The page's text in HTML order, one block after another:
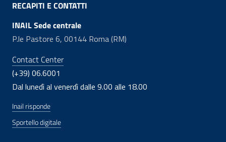
RECAPITI E CONTATTI
INAIL Sede centrale
P.le Pastore 6, 00144 Roma (RM)
Contact Center
(+39) 06.6001
Dal lunedì al venerdì dalle 9.00 alle 18.00
Inail risponde
Sportello digitale